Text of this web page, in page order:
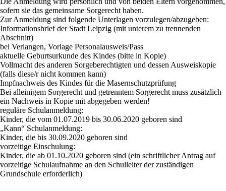
sofern sie das gemeinsame Sorgerecht haben.
Zur Anmeldung sind folgende Unterlagen vorzulegen/abzugeben:
Informationsbrief der Stadt Leipzig (mit unterem zu trennenden
Abschnitt)
bei Verlangen, Vorlage Personalausweis/Pass
aktuelle Geburtsurkunde des Kindes (bitte in Kopie)
Vollmacht des anderen Sorgeberechtigten und dessen Ausweiskopie
(falls diese/r nicht kommen kann)
Impfnachweis des Kindes für die Masernschutzprüfung
Bei alleinigem Sorgerecht und getrenntem Sorgerecht muss zusätzlich
ein Nachweis in Kopie mit abgegeben werden!
reguläre Schulanmeldung:
Kinder, die vom 01.07.2019 bis 30.06.2020 geboren sind
„Kann“ Schulanmeldung:
Kinder, die bis 30.09.2020 geboren sind
vorzeitige Einschulung:
Kinder, die ab 01.10.2020 geboren sind (ein schriftlicher Antrag auf
vorzeitige Schulaufnahme an den Schulleiter derzuständigen
Grundschule erforderlich)